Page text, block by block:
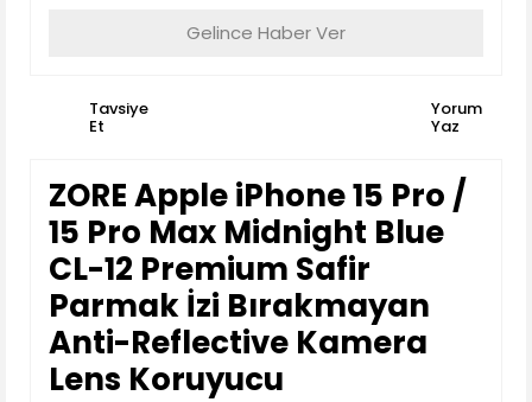
Gelince Haber Ver
Tavsiye
Et
Yorum
Yaz
ZORE Apple iPhone 15 Pro /
15 Pro Max Midnight Blue
CL-12 Premium Safir
Parmak İzi Bırakmayan
Anti-Reflective Kamera
Lens Koruyucu